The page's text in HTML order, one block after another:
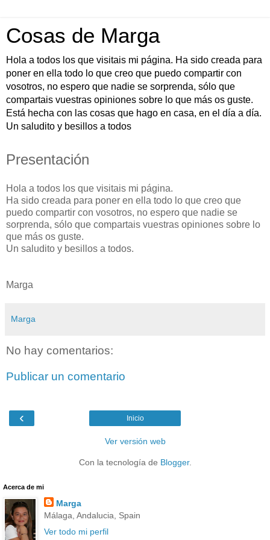
Cosas de Marga
Hola a todos los que visitais mi página. Ha sido creada para
poner en ella todo lo que creo que puedo compartir con
vosotros, no espero que nadie se sorprenda, sólo que
compartais vuestras opiniones sobre lo que más os guste.
Está hecha con las cosas que hago en casa, en el día a día.
Un saludito y besillos a todos
Presentación
Hola a todos los que visitais mi página.
Ha sido creada para poner en ella todo lo que creo que
puedo compartir con vosotros, no espero que nadie se
sorprenda, sólo que compartais vuestras opiniones sobre lo
que más os guste.
Un saludito y besillos a todos.
Marga
Marga
No hay comentarios:
Publicar un comentario
‹ Inicio
Ver versión web
Con la tecnología de Blogger.
Acerca de mi
Marga
Málaga, Andalucia, Spain
Ver todo mi perfil